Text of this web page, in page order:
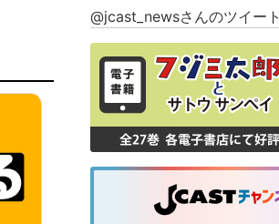
@jcast_newsさんのツイート